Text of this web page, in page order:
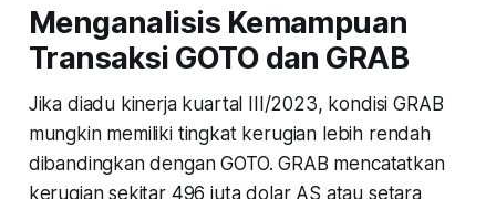
Menganalisis Kemampuan
Transaksi GOTO dan GRAB
Jika diadu kinerja kuartal III/2023, kondisi GRAB
mungkin memiliki tingkat kerugian lebih rendah
dibandingkan dengan GOTO. GRAB mencatatkan
kerugian sekitar 496 juta dolar AS atau setara